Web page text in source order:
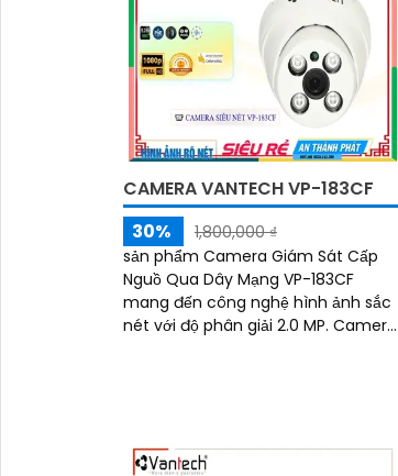
CAMERA VANTECH VP-183CF
30%
1,800,000 ₫
sản phẩm Camera Giám Sát Cấp
Nguồ Qua Dây Mạng VP-183CF
mang đến công nghệ hình ảnh sắc
nét với độ phân giải 2.0 MP. Camera